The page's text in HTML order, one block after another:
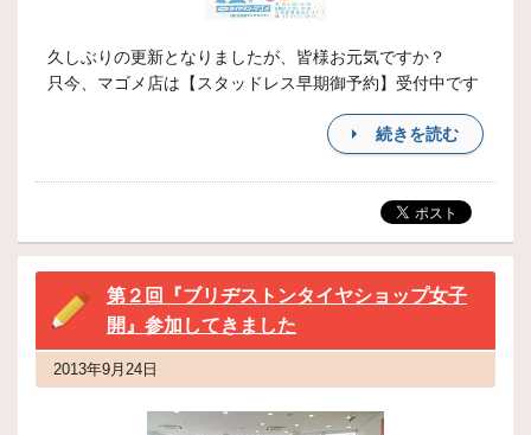
久しぶりの更新となりましたが、皆様お元気ですか？
只今、マゴメ店は【スタッドレス早期御予約】受付中です
続きを読む
第２回『ブリヂストンタイヤショップ女子
開』参加してきました
2013年9月24日